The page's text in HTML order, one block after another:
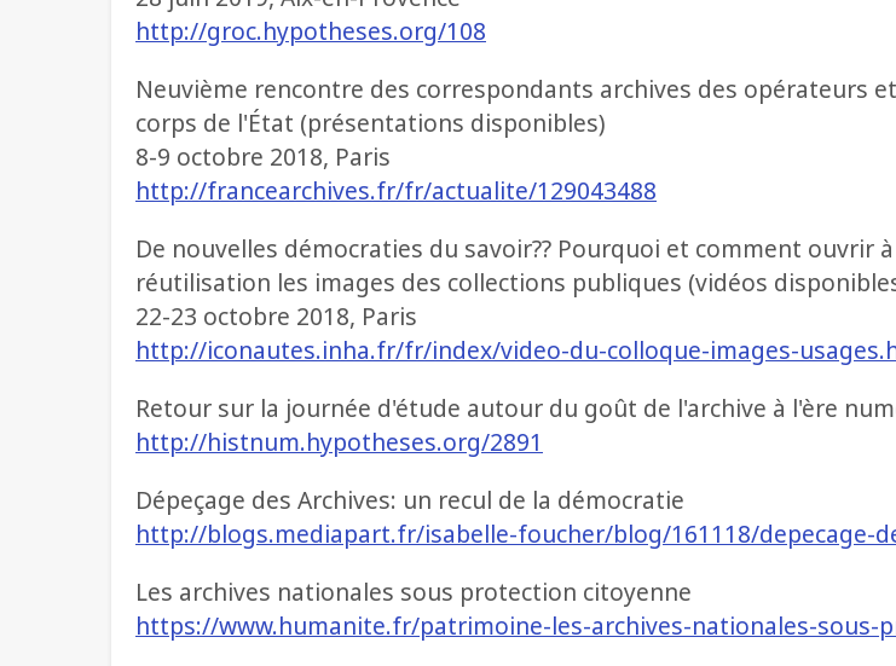
http://groc.hypotheses.org/108
Neuvième rencontre des correspondants archives des opérateurs
corps de l'État (présentations disponibles)
8-9 octobre 2018, Paris
http://francearchives.fr/fr/actualite/129043488
De nouvelles démocraties du savoir?? Pourquoi et comment ouvrir
réutilisation les images des collections publiques (vidéos
22-23 octobre 2018, Paris
http://iconautes.inha.fr/fr/index/video-du-colloque-images-
Retour sur la journée d'étude autour du goût de l'archive à l'ère
http://histnum.hypotheses.org/2891
Dépeçage des Archives: un recul de la démocratie
http://blogs.mediapart.fr/isabelle-foucher/blog/161118/depecage-
Les archives nationales sous protection citoyenne
https://www.humanite.fr/patrimoine-les-archives-nationales-sous-